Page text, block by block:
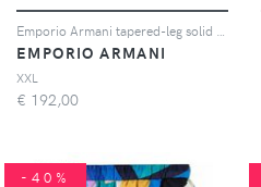
EMPORIO ARMANI
XXL
€ 192,00
-40%